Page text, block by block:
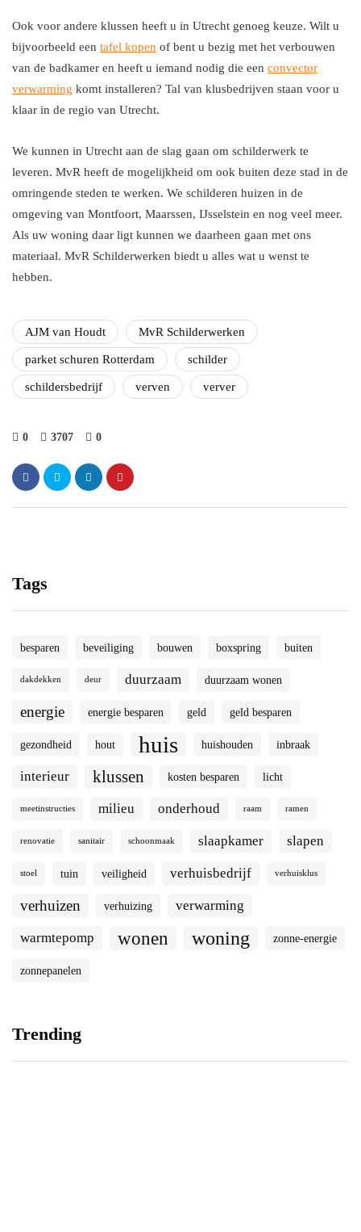
Ook voor andere klussen heeft u in Utrecht genoeg keuze. Wilt u
bijvoorbeeld een tafel kopen of bent u bezig met het verbouwen
van de badkamer en heeft u iemand nodig die een convector
verwarming komt installeren? Tal van klusbedrijven staan voor u
klaar in de regio van Utrecht.
We kunnen in Utrecht aan de slag gaan om schilderwerk te
leveren. MvR heeft de mogelijkheid om ook buiten deze stad in de
omringende steden te werken. We schilderen huizen in de
omgeving van Montfoort, Maarssen, IJsselstein en nog veel meer.
Als uw woning daar ligt kunnen we daarheen gaan met ons
materiaal. MvR Schilderwerken biedt u alles wat u wenst te
hebben.
AJM van Houdt MvR Schilderwerken
parket schuren Rotterdam schilder
schildersbedrijf verven verver
0 3707 0
Tags
besparen beveiliging bouwen boxspring buiten
dakdekken deur duurzaam duurzaam wonen
energie energie besparen geld geld besparen
gezondheid hout huis huishouden inbraak
interieur klussen kosten besparen licht
meetinstructies milieu onderhoud raam ramen
renovatie sanitair schoonmaak slaapkamer slapen
stoel tuin veiligheid verhuisbedrijf verhuisklus
verhuizen verhuizing verwarming
warmtepomp wonen woning zonne-energie
zonnepanelen
Trending